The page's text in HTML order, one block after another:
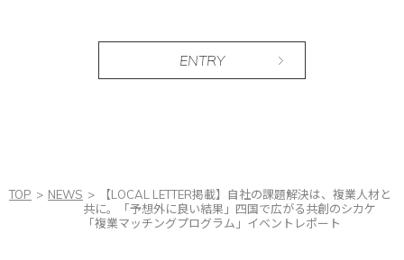
ENTRY
TOP NEWS
【LOCAL LETTER掲載】自社の課題解決は、複業人材と
共に。「予想外に良い結果」四国で広がる共創のシカケ
「複業マッチングプログラム」イベントレポート